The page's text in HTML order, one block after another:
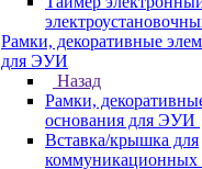
Рамки, декоративные
для ЭУИ
Назад
Рамки,
основания для ЭУИ
Вставка/крышка для
коммуникационных